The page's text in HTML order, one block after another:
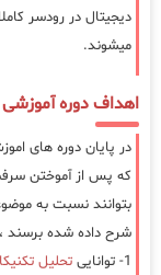
دیجیتال در رودسر
میشوند.
اهداف دوره
در پایان دوره های
که پس از آموختن
بتوانند نسبت به
شرح داده شده برسند ،
1- توانایی
تحلیل